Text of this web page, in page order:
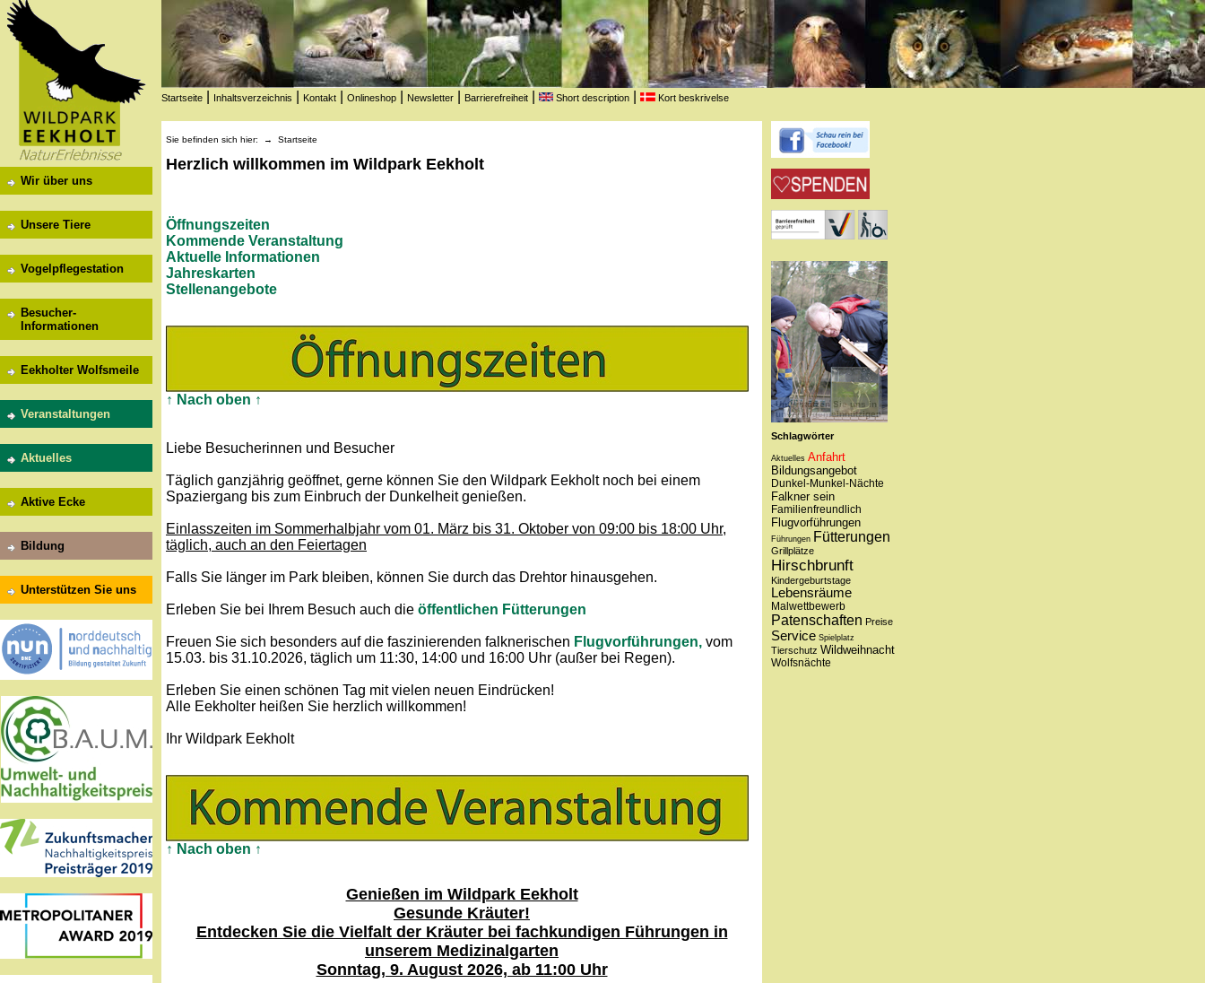
Startseite Inhaltsverzeichnis Kontakt Onlineshop Newsletter Barrierefreiheit Short description Kort beskrivelse
Wir über uns
Unsere Tiere
Vogelpflegestation
Besucher-
Informationen
Eekholter Wolfsmeile
Veranstaltungen
Aktuelles
Aktive Ecke
Bildung
Unterstützen Sie uns
Sie befinden sich hier: → Startseite
Herzlich willkommen im Wildpark Eekholt
Öffnungszeiten
Kommende Veranstaltung
Aktuelle Informationen
Jahreskarten
Stellenangebote
↑ Nach oben ↑
Liebe Besucherinnen und Besucher
Täglich ganzjährig geöffnet, gerne können Sie den Wildpark Eekholt noch bei einem
Spaziergang bis zum Einbruch der Dunkelheit genießen.
Einlasszeiten im Sommerhalbjahr vom 01. März bis 31. Oktober von 09:00 bis 18:00 Uhr,
täglich, auch an den Feiertagen
Falls Sie länger im Park bleiben, können Sie durch das Drehtor hinausgehen.
Erleben Sie bei Ihrem Besuch auch die öffentlichen Fütterungen
Freuen Sie sich besonders auf die faszinierenden falknerischen Flugvorführungen, vom
15.03. bis 31.10.2026, täglich um 11:30, 14:00 und 16:00 Uhr (außer bei Regen).
Erleben Sie einen schönen Tag mit vielen neuen Eindrücken!
Alle Eekholter heißen Sie herzlich willkommen!
Ihr Wildpark Eekholt
↑ Nach oben ↑
Genießen im Wildpark Eekholt
Gesunde Kräuter!
Entdecken Sie die Vielfalt der Kräuter bei fachkundigen Führungen in
unserem Medizinalgarten
Sonntag, 9. August 2026, ab 11:00 Uhr
Unterstützen Sie uns in
unserer gemeinnützigen
Arbeit
mit unserem
Förderungsverein!
Schlagwörter
Aktuelles Anfahrt
Bildungsangebot
Dunkel-Munkel-Nächte
Falkner sein
Familienfreundlich
Flugvorführungen
Führungen Fütterungen
Grillplätze
Hirschbrunft
Kindergeburtstage
Lebensräume
Malwettbewerb
Patenschaften Preise
Service Spielplatz
Tierschutz Wildweihnacht
Wolfsnächte